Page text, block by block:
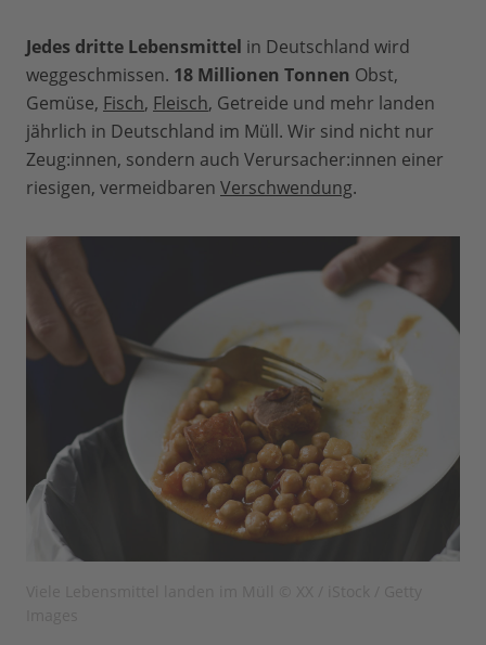
Jedes dritte Lebensmittel in Deutschland wird
weggeschmissen. 18 Millionen Tonnen Obst,
Gemüse, Fisch, Fleisch, Getreide und mehr landen
jährlich in Deutschland im Müll. Wir sind nicht nur
Zeug:innen, sondern auch Verursacher:innen einer
riesigen, vermeidbaren Verschwendung.